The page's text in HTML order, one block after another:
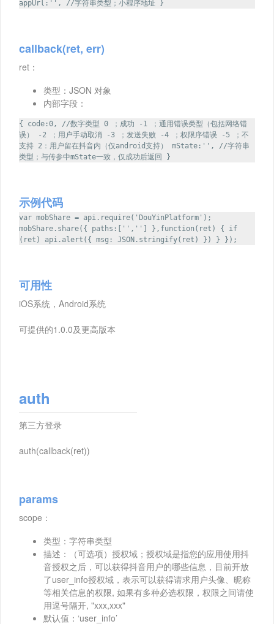
appUrl:'', //字符串类型；小程序地址 }
callback(ret, err)
ret：
类型：JSON 对象
内部字段：
{ code:0, //数字类型 0 ；成功 -1 ；通用错误类型（包括网络错
误） -2 ；用户手动取消 -3 ；发送失败 -4 ；权限序错误 -5 ；不
支持 2：用户留在抖音内（仅android支持） mState:'', //字符串
类型；与传参中mState一致，仅成功后返回 }
示例代码
var mobShare = api.require('DouYinPlatform');
mobShare.share({ paths:['',''] },function(ret) { if
(ret) api.alert({ msg: JSON.stringify(ret) }) } });
可用性
iOS系统，Android系统
可提供的1.0.0及更高版本
auth
第三方登录
auth(callback(ret))
params
scope：
类型：字符串类型
描述：（可选项）授权域；授权域是指您的应用使用抖
音授权之后，可以获得抖音用户的哪些信息，目前开放
了user_info授权域，表示可以获得请求用户头像、昵称
等相关信息的权限, 如果有多种必选权限，权限之间请使
用逗号隔开, "xxx,xxx"
默认值：‘user_info’